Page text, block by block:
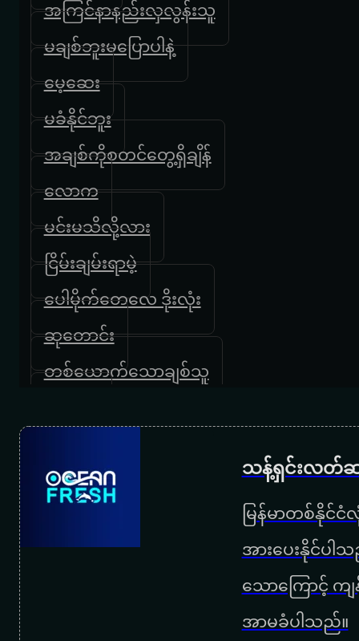
အကြင်နာနည်းလှလွန်းသူ
မချစ်ဘူးမပြောပါနဲ့
မေ့ဆေး
မခံနိုင်ဘူး
အချစ်ကိုစတင်တွေ့ရှိချိန်
လောက
မင်းမသိလို့လား
ငြိမ်းချမ်းရာမဲ့
ပေါမိုက်တေလေ ဒိုးလုံး
ဆုတောင်း
တစ်ယောက်သောချစ်သူ
သန့်ရှင်းလတ်ဆ
မြန်မာတစ်နိုင်
အားပေးနိုင်ပါ
သောကြောင့်
အာမခံပါသည်။